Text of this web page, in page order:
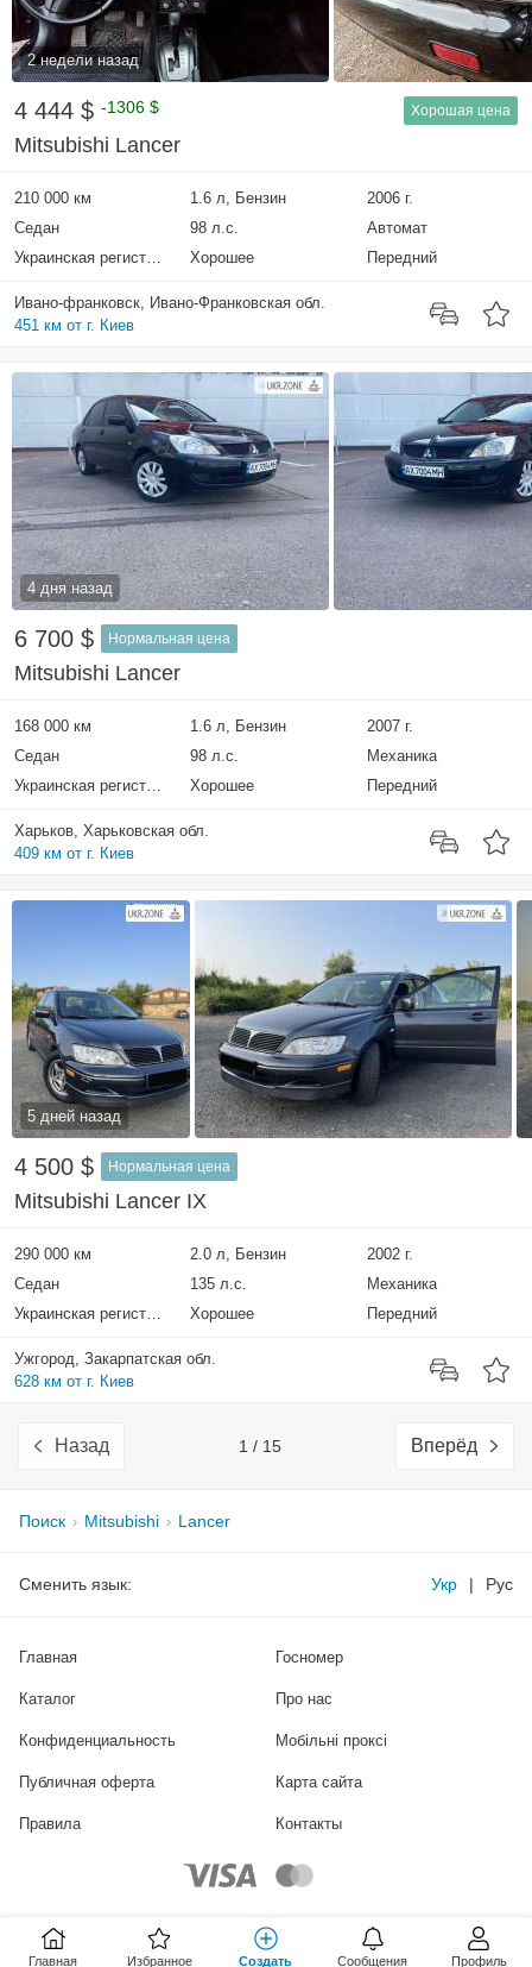
2 недели назад
4 444 $ -1306 $ Хорошая цена
Mitsubishi Lancer
210 000 км 1.6 л, Бензин
2006 г.
Седан
98 л.с.
Автомат
Украинская регистрация
Хорошее Передний
Ивано-франковск, Ивано-Франковская обл.
451 км от г. Киев
4 дня назад
6 700 $ Нормальная цена
Mitsubishi Lancer
168 000 км 1.6 л, Бензин
2007 г.
Седан
98 л.с.
Механика
Украинская регистрация
Хорошее Передний
Харьков, Харьковская обл.
409 км от г. Киев
5 дней назад
4 500 $ Нормальная цена
Mitsubishi Lancer IX
290 000 км 2.0 л, Бензин
2002 г.
Седан
135 л.с.
Механика
Украинская регистрация
Хорошее Передний
Ужгород, Закарпатская обл.
628 км от г. Киев
Назад 1 / 15 Вперёд
Поиск Mitsubishi Lancer
Сменить язык: Укр | Рус
Главная
Каталог
Госномер
Про нас
Конфиденциальность Мобільні проксі
Публичная оферта Карта сайта
Правила Контакты
Главная Избранное Создать Сообщения Профиль